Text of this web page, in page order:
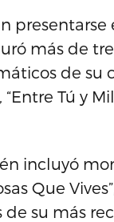
más de
de su
“Entre Tú y
incluyó
Que
su más